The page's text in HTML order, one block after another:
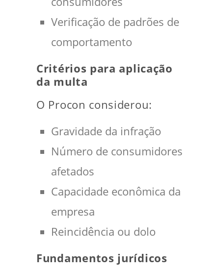
Verificação de padrões de
comportamento
Critérios para aplicação
da multa
O Procon considerou:
Gravidade da infração
Número de consumidores
afetados
Capacidade econômica da
empresa
Reincidência ou dolo
Fundamentos jurídicos